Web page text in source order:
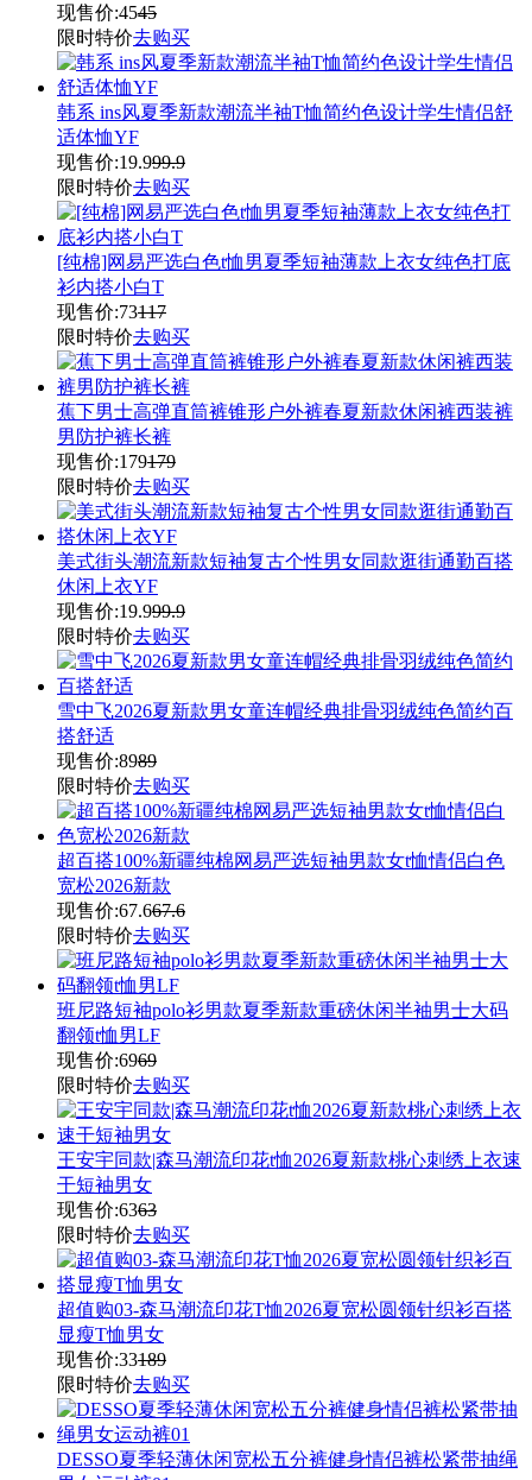
现售价:4545
限时特价去购买
韩系 ins风夏季新款潮流半袖T恤简约色设计学生情侣舒
适体恤YF
现售价:19.999.9
限时特价去购买
[纯棉]网易严选白色t恤男夏季短袖薄款上衣女纯色打底
衫内搭小白T
现售价:73117
限时特价去购买
蕉下男士高弹直筒裤锥形户外裤春夏新款休闲裤西装裤
男防护裤长裤
现售价:179179
限时特价去购买
美式街头潮流新款短袖复古个性男女同款逛街通勤百搭
休闲上衣YF
现售价:19.999.9
限时特价去购买
雪中飞2026夏新款男女童连帽经典排骨羽绒纯色简约百
搭舒适
现售价:8989
限时特价去购买
超百搭100%新疆纯棉网易严选短袖男款女t恤情侣白色
宽松2026新款
现售价:67.667.6
限时特价去购买
班尼路短袖polo衫男款夏季新款重磅休闲半袖男士大码
翻领t恤男LF
现售价:6969
限时特价去购买
王安宇同款|森马潮流印花t恤2026夏新款桃心刺绣上衣速
干短袖男女
现售价:6363
限时特价去购买
超值购03-森马潮流印花T恤2026夏宽松圆领针织衫百搭
显瘦T恤男女
现售价:33189
限时特价去购买
DESSO夏季轻薄休闲宽松五分裤健身情侣裤松紧带抽绳